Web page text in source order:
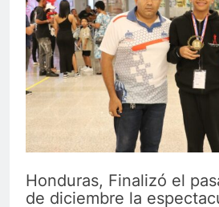
Honduras, Finalizó el
de diciembre la